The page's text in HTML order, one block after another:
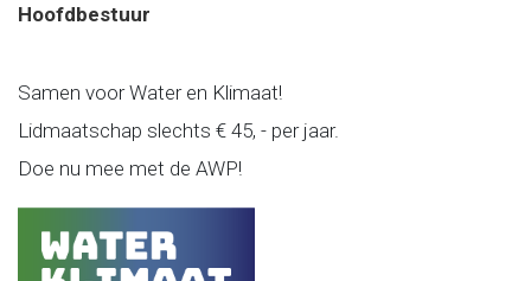
Hoofdbestuur
Samen voor Water en Klimaat!
Lidmaatschap slechts € 45, - per jaar.
Doe nu mee met de AWP!